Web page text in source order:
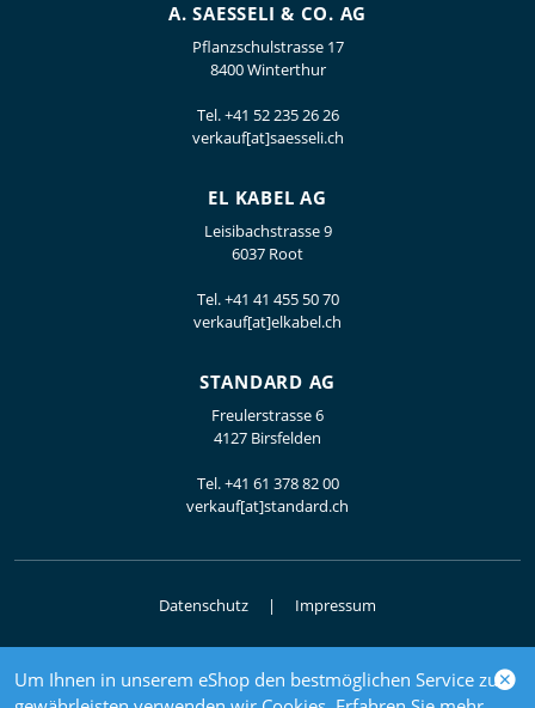
Um Ihnen in unserem eShop den bestmöglichen Service zu
A. SAESSELI & CO. AG
Pflanzschulstrasse 17
8400 Winterthur
Tel.+41 52 235 26 26
verkauf[at]saesseli.ch
EL KABEL AG
Leisibachstrasse 9
6037 Root
Tel.+41 41 455 50 70
verkauf[at]elkabel.ch
STANDARD AG
Freulerstrasse 6
4127 Birsfelden
Tel.+41 61 378 82 00
verkauf[at]standard.ch
Datenschutz Impressum
© 2026 Elektrogrosshandel